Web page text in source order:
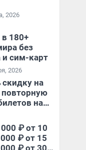
2026
в 180+
без
и сим-карт
2026
скидку на
на
₽ от 10
₽ от 15
₽ от 30